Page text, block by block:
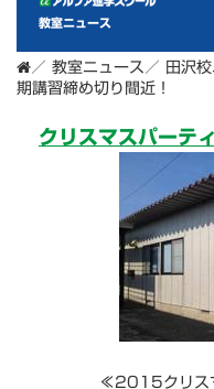
教室ニュース
／ 教室ニュース ／ 田沢
期講習締め切り間近！
クリスマスパーテ
≪2015クリス